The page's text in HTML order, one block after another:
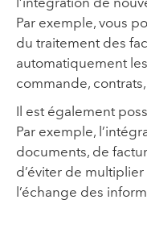
Par exemple, vous
du traitement des
automatiquement
commande, contrats,
Il est également
Par exemple,
documents, de
d’éviter de
l’échange des